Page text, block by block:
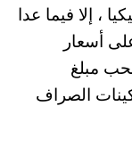
، إلا فيما عدا
أسعار
مبلغ
الصراف